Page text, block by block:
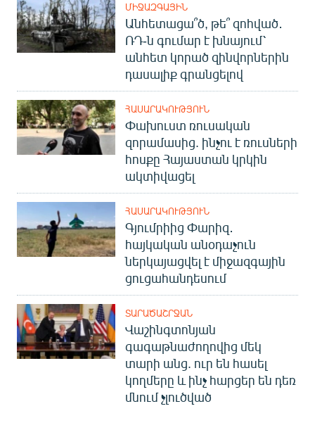
ՄԻՋԱԶԳԱՅԻՆ
Անհետացա՞ծ, թե՞ զոհված․
ՌԴ-ն գումար է խնայում՝
անհետ կորած զինվորներին
դասալիք գրանցելով
ՀԱՍԱՐԱԿՈՒԹՅՈՒՆ
Փախուստ ռուսական
զորամասից. ինչու է ռուսների
հոսքը Հայաստան կրկին
ակտիվացել
ՀԱՍԱՐԱԿՈՒԹՅՈՒՆ
Գյումրիից Փարիզ․
հայկական անօդաչուն
ներկայացվել է միջազգային
ցուցահանդեսում
ՏԱՐԱԾԱՇՐՋԱՆ
Վաշինգտոնյան
գագաթնաժողովից մեկ
տարի անց. ուր են հասել
կողմերը և ինչ հարցեր են դեռ
մնում չլուծված